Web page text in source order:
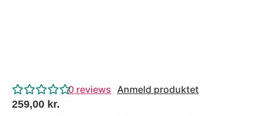
0 reviews Anmeld produktet
259,00 kr.